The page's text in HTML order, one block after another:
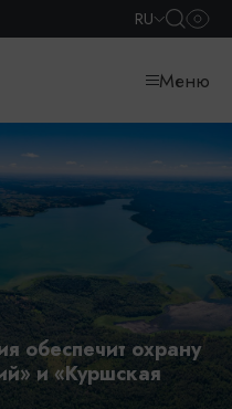
RU
Меню
обеспечит охрану
и «Куршская